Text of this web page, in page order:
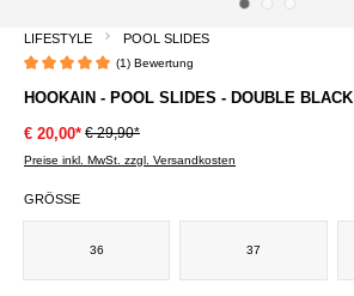
LIFESTYLE POOL SLIDES
(1) Bewertung
HOOKAIN - POOL SLIDES - DOUBLE BLACK
€ 20,00* € 29,90*
Preise inkl. MwSt. zzgl. Versandkosten
GRÖSSE
36 37